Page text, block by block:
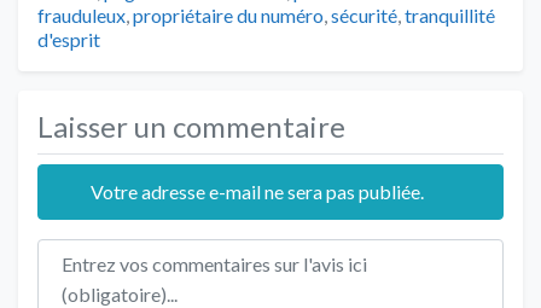
frauduleux,propriétaire du numéro,sécurité,tranquillité
d'esprit
Laisser un commentaire
Votre adresse e-mail ne sera pas publiée.
Texte de l'avis